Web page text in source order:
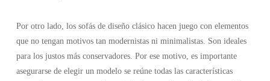
Por otro lado, los sofás de diseño clásico hacen juego con elementos
que no tengan motivos tan modernistas ni minimalistas. Son ideales
para los justos más conservadores. Por ese motivo, es importante
asegurarse de elegir un modelo se reúne todas las características